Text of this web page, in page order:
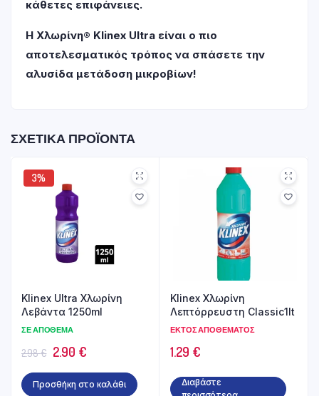
κάθετες επιφάνειες.
Η Χλωρίνη® Klinex Ultra είναι ο πιο
αποτελεσματικός τρόπος να σπάσετε την
αλυσίδα μετάδοση μικροβίων!
ΣΧΕΤΙΚΆ ΠΡΟΪΌΝΤΑ
3%
Klinex Ultra Χλωρίνη
Λεβάντα 1250ml
ΣΕ ΑΠΌΘΕΜΑ
2.98€ Original
price
was:
2.90 €Η
τρέχουσα
τιμή
Προσθήκη στο καλάθι
Klinex Χλωρίνη
Λεπτόρρευστη Classic1lt
ΕΚΤΌΣ ΑΠΟΘΈΜΑΤΟΣ
1.29 €
Διαβάστε